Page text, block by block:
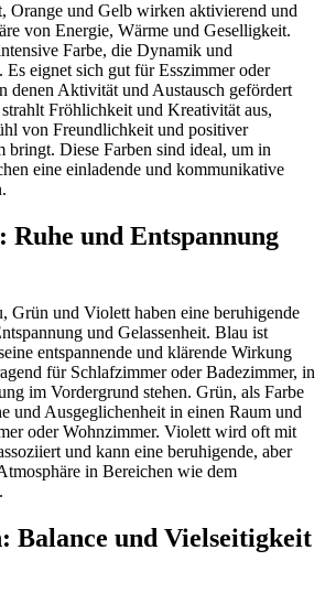
Orange und Gelb wirken aktivierend und
von Energie, Wärme und Geselligkeit.
Farbe, die Dynamik und
eignet sich gut für Esszimmer oder
denen Aktivität und Austausch gefördert
Fröhlichkeit und Kreativität aus,
von Freundlichkeit und positiver
bringt. Diese Farben sind ideal, um in
eine einladende und kommunikative
und Entspannung
Grün und Violett haben eine beruhigende
und Gelassenheit. Blau ist
entspannende und klärende Wirkung
für Schlafzimmer oder Badezimmer, in
im Vordergrund stehen. Grün, als Farbe
und Ausgeglichenheit in einen Raum und
oder Wohnzimmer. Violett wird oft mit
und kann eine beruhigende, aber
in Bereichen wie dem
Balance und Vielseitigkeit